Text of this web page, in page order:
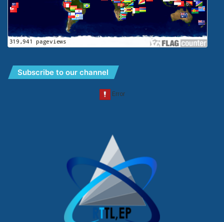
Subscribe to our channel